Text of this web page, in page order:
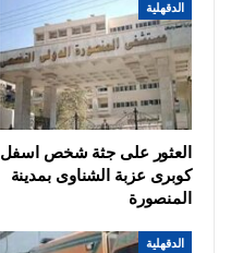
الدقهلية
العثور على جثة شخص اسفل
كوبرى عزبة الشناوى بمدينة
المنصورة
الدقهلية